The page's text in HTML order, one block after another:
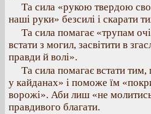
Та сила «рукою твердою
наші руки» безсилі і скарати
Та сила помагає «трупам
встати з могил, засвітити в
правди й волі».
Та сила помагає встати
у кайданах» і поможе їм
ворожі». Аби лиш «не
правдивого благати.